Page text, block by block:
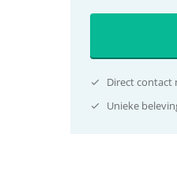
Direct contact
Unieke